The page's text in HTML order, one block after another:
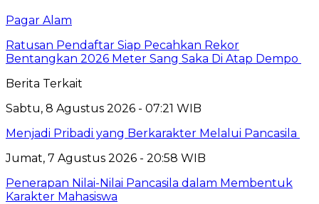
Pagar Alam
Ratusan Pendaftar Siap Pecahkan Rekor
Bentangkan 2026 Meter Sang Saka Di Atap Dempo
Berita Terkait
Sabtu, 8 Agustus 2026 - 07:21 WIB
Menjadi Pribadi yang Berkarakter Melalui Pancasila
Jumat, 7 Agustus 2026 - 20:58 WIB
Penerapan Nilai-Nilai Pancasila dalam Membentuk
Karakter Mahasiswa